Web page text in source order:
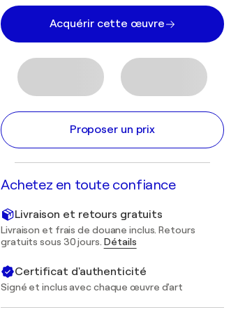
Acquérir cette œuvre
Proposer un prix
Achetez en toute confiance
Livraison et retours gratuits
Livraison et frais de douane inclus. Retours
gratuits sous 30 jours. Détails
Certificat d'authenticité
Signé et inclus avec chaque œuvre d'art